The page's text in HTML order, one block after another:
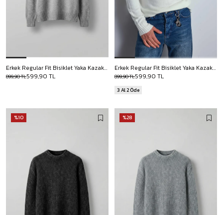
Erkek Regular Fit Bisiklet Yaka Kazak Gri
599,90 TL
899,90 TL
Erkek Regular Fit Bisiklet Yaka Kazak Ekru
599,90 TL
899,90 TL
3 Al 2 Öde
%10 %28